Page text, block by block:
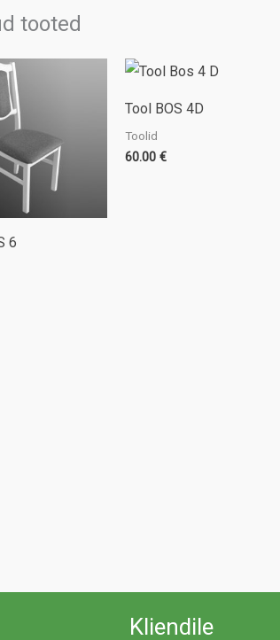
tooted
6
Tool BOS 4D
Toolid
60.00 €
Kliendile